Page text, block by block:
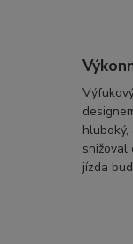
snižoval
jízda